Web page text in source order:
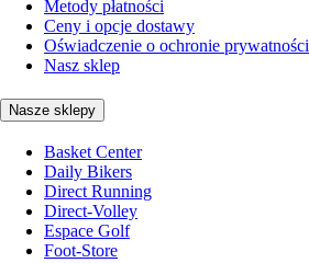
Metody płatności
Ceny i opcje dostawy
Oświadczenie o ochronie prywatności
Nasz sklep
Nasze sklepy
Basket Center
Daily Bikers
Direct Running
Direct-Volley
Espace Golf
Foot-Store